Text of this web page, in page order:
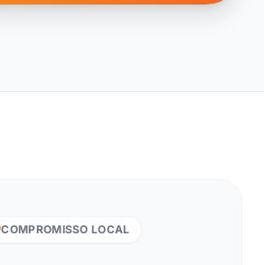
COMPROMISSO LOCAL